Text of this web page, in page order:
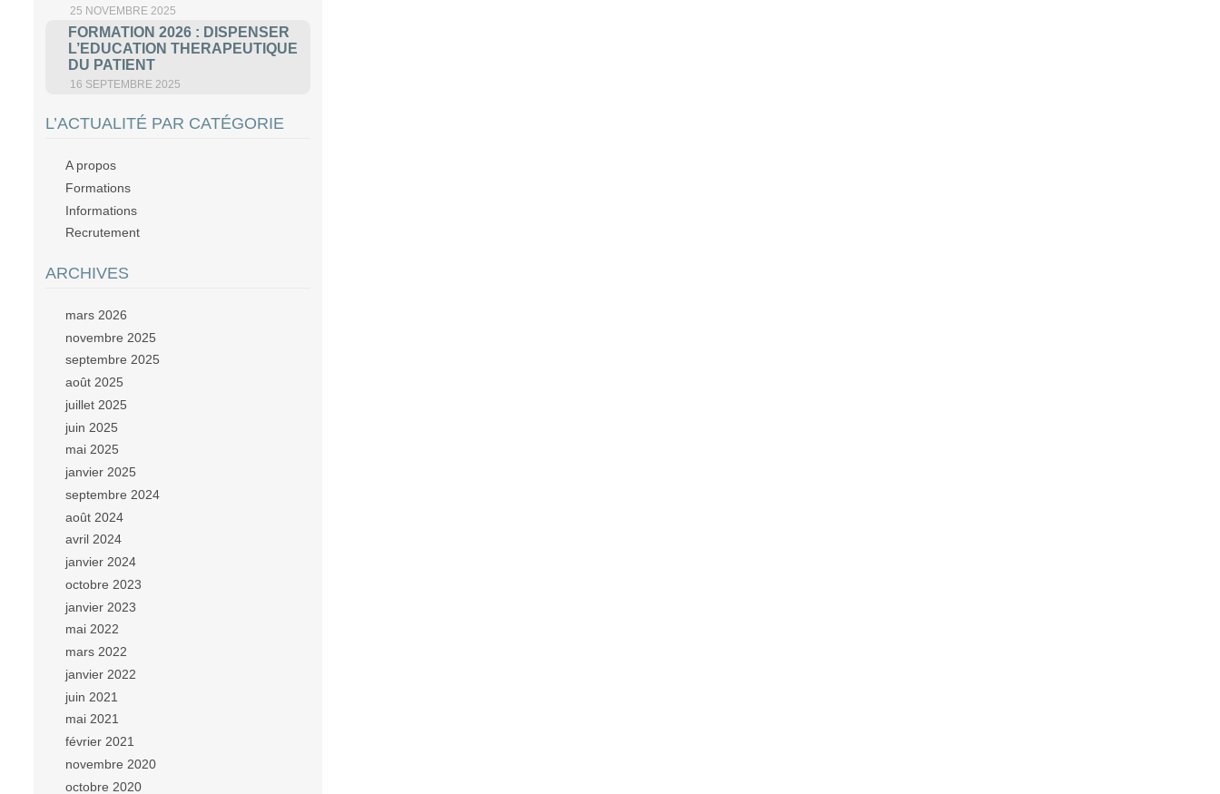
25 NOVEMBRE 2025
FORMATION 2026 : DISPENSER
L’EDUCATION THERAPEUTIQUE
DU PATIENT
16 SEPTEMBRE 2025
L’ACTUALITÉ PAR CATÉGORIE
A propos
Formations
Informations
Recrutement
ARCHIVES
mars 2026
novembre 2025
septembre 2025
août 2025
juillet 2025
juin 2025
mai 2025
janvier 2025
septembre 2024
août 2024
avril 2024
janvier 2024
octobre 2023
janvier 2023
mai 2022
mars 2022
janvier 2022
juin 2021
mai 2021
février 2021
novembre 2020
octobre 2020